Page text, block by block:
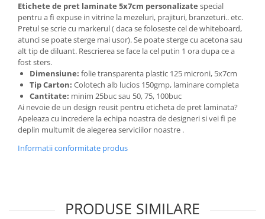
Etichete de pret laminate 5x7cm personalizate special
pentru a fi expuse in vitrine la mezeluri, prajituri, branzeturi.. etc.
Pretul se scrie cu markerul ( daca se foloseste cel de whiteboard,
atunci se poate sterge mai usor). Se poate sterge cu acetona sau
alt tip de diluant. Rescrierea se face la cel putin 1 ora dupa ce a
fost sters.
Dimensiune: folie transparenta plastic 125 microni, 5x7cm
Tip Carton: Colotech alb lucios 150gmp, laminare completa
Cantitate: minim 25buc sau 50, 75, 100buc
Ai nevoie de un design reusit pentru eticheta de pret laminata?
Apeleaza cu incredere la echipa noastra de designeri si vei fi pe
deplin multumit de alegerea serviciilor noastre .
Informatii conformitate produs
PRODUSE SIMILARE